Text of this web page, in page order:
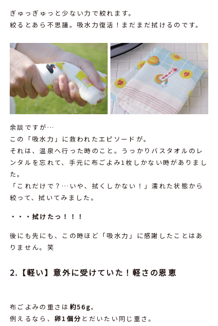
ぎゅっぎゅっと少ない力で絞れます。
絞るとあら不思議。吸水力復活！まだまだ拭けるのです。
余談ですが…
この「吸水力」に救われたエピソードが。
それは、温泉へ行った時のこと。うっかりバスタオルのレ
ンタルを忘れて、手元に布ごよみ1枚しかない時がありまし
た。
「これだけで？…いや、拭くしかない！」濡れた状態から
絞って、拭いてみました。
・・・拭けたっ！！！
後にも先にも、この時ほど「吸水力」に感謝したことはあ
りません。笑
2.【軽い】意外に受けていた！軽さの恩恵
布ごよみの重さは 約56g。
例えるなら、卵1個分 とだいたい同じ重さ。